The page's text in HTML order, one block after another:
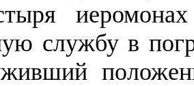
службу в